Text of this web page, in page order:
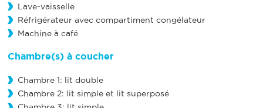
Lave-vaisselle
Réfrigérateur avec compartiment congélateur
Machine à café
Chambre(s) à coucher
Chambre 1: lit double
Chambre 2: lit simple et lit superposé